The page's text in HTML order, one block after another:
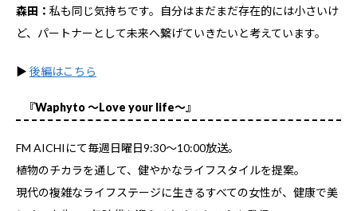
森田： 私も同じ気持ちです。自分はまだまだ存在的には小さいけ
ど、パートナーとして未来へ繋げていきたいと考えています。
▶ 後編はこちら
『Waphyto ～Love your life～』
FM AICHIにて毎週日曜日9:30～10:00放送。
植物のチカラを通して、健やかなライフスタイルを提案。
現代の複雑なライフステージに生きるすべての女性が、健康で美